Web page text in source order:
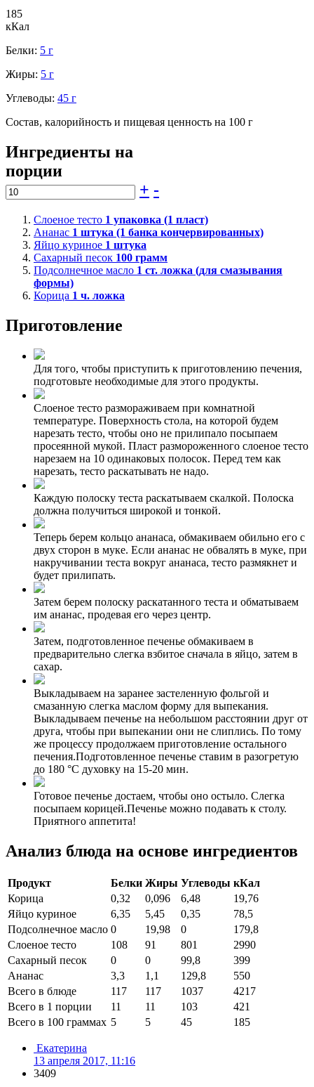
185
кКал
Белки: 5 г
Жиры: 5 г
Углеводы: 45 г
Состав, калорийность и пищевая ценность на 100 г
Ингредиенты на
порции
+ -
Слоеное тесто 1 упаковка (1 пласт)
Ананас 1 штука (1 банка кончервированных)
Яйцо куриное 1 штука
Сахарный песок 100 грамм
Подсолнечное масло 1 ст. ложка (для смазывания
формы)
Корица 1 ч. ложка
Приготовление
Для того, чтобы приступить к приготовлению печения,
подготовьте необходимые для этого продукты.
Слоеное тесто размораживаем при комнатной
температуре. Поверхность стола, на которой будем
нарезать тесто, чтобы оно не прилипало посыпаем
просеянной мукой. Пласт размороженного слоеное тесто
нарезаем на 10 одинаковых полосок. Перед тем как
нарезать, тесто раскатывать не надо.
Каждую полоску теста раскатываем скалкой. Полоска
должна получиться широкой и тонкой.
Теперь берем кольцо ананаса, обмакиваем обильно его с
двух сторон в муке. Если ананас не обвалять в муке, при
накручивании теста вокруг ананаса, тесто размякнет и
будет прилипать.
Затем берем полоску раскатанного теста и обматываем
им ананас, продевая его через центр.
Затем, подготовленное печенье обмакиваем в
предварительно слегка взбитое сначала в яйцо, затем в
сахар.
Выкладываем на заранее застеленную фольгой и
смазанную слегка маслом форму для выпекания.
Выкладываем печенье на небольшом расстоянии друг от
друга, чтобы при выпекании они не слиплись. По тому
же процессу продолжаем приготовление остального
печения.Подготовленное печенье ставим в разогретую
до 180 °C духовку на 15-20 мин.
Готовое печенье достаем, чтобы оно остыло. Слегка
посыпаем корицей.Печенье можно подавать к столу.
Приятного аппетита!
Анализ блюда на основе ингредиентов
Продукт Белки Жиры Углеводы кКал
Корица
0,32 0,096 6,48
19,76
Яйцо куриное
6,35 5,45 0,35
78,5
Подсолнечное масло 0 19,98 0
179,8
Слоеное тесто
108 91 801
2990
Сахарный песок
0 0 99,8
399
Ананас
3,3 1,1 129,8
550
Всего в блюде
117 117 1037
4217
Всего в 1 порции
11 11 103
421
Всего в 100 граммах 5 5 45 185
Екатерина
13 апреля 2017, 11:16
3409